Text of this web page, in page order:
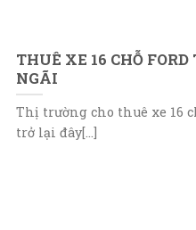
THUÊ XE 16 CHỖ
NGÃI
Thị trường cho thuê xe 16
trở lại đây[...]